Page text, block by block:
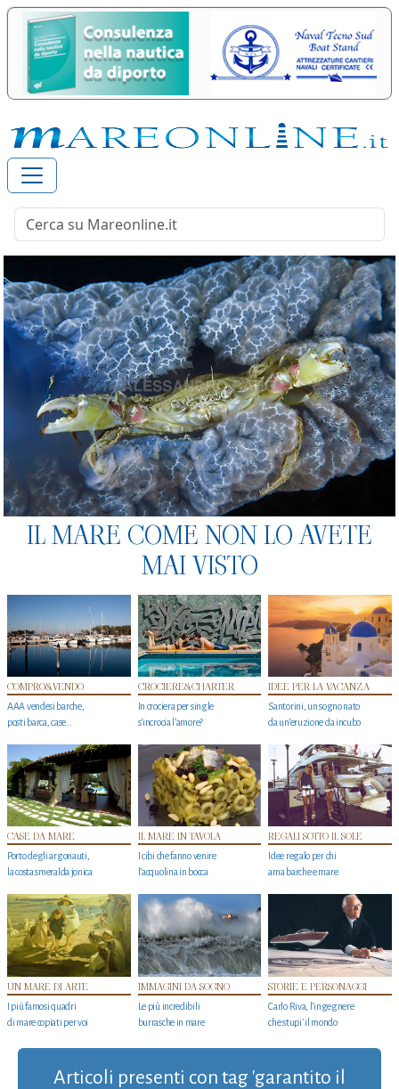
IL MARE COME NON LO AVETE
MAI VISTO
COMPRO&VENDO
AAA vendesi barche,
posti barca, case…
CROCIERE&CHARTER
In crociera per single
s'incrocia l’amore?
IDEE PER LA VACANZA
Santorini, un sogno nato
da un’eruzione da incubo
CASE DA MARE
Porto degli argonauti,
la costa smeralda jonica
IL MARE IN TAVOLA
I cibi che fanno venire
l’acquolina in bocca
REGALI SOTTO IL SOLE
Idee regalo per chi
ama barche e mare
UN MARE DI ARTE
I più famosi quadri
di mare copiati per voi
IMMAGINI DA SOGNO
Le più incredibili
burrasche in mare
STORIE E PERSONAGGI
Carlo Riva, l’ingegnere
che stupi' il mondo
Articoli presenti con tag 'garantito il